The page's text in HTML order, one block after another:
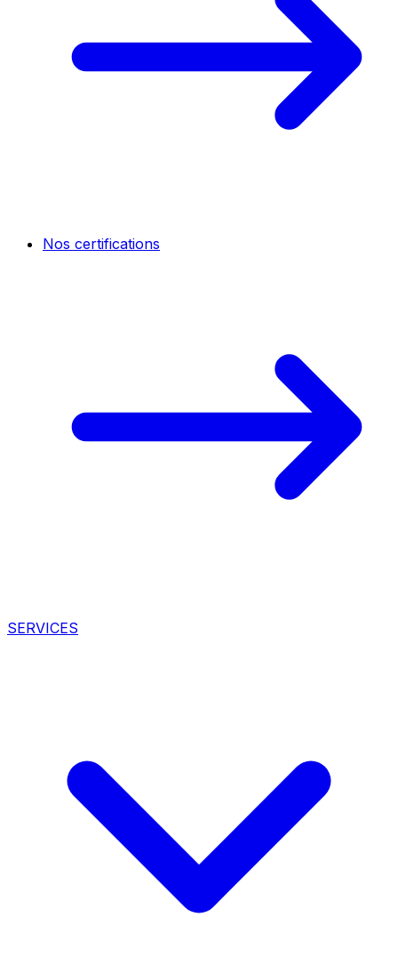
Nos certifications
SERVICES